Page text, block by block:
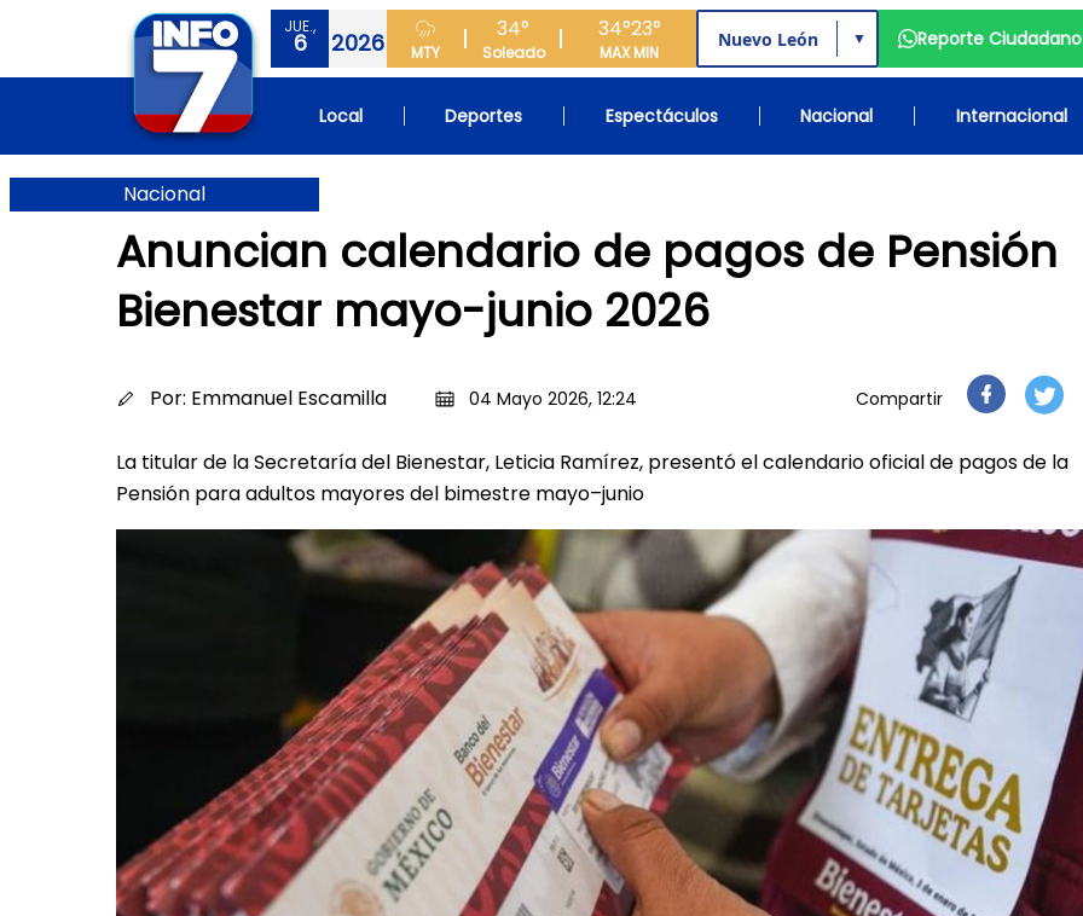
JUE.,
6 2026 MTY
34°
Soleado
34°
MAX
23°
MIN
▼ Reporte Ciudadano
Local Deportes Espectáculos Nacional Internacional
Nacional
Anuncian calendario de pagos de Pensión
Bienestar mayo-junio 2026
Por: Emmanuel Escamilla 04 Mayo 2026, 12:24 Compartir
La titular de la Secretaría del Bienestar, Leticia Ramírez, presentó el calendario oficial de pagos de la
Pensión para adultos mayores del bimestre mayo–junio